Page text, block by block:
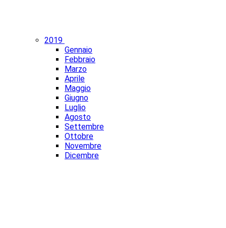
2019
Gennaio
Febbraio
Marzo
Aprile
Maggio
Giugno
Luglio
Agosto
Settembre
Ottobre
Novembre
Dicembre